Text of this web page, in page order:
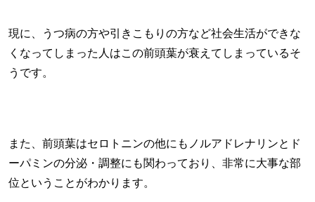
現に、うつ病の方や引きこもりの方など社会生活ができな
くなってしまった人はこの前頭葉が衰えてしまっているそ
うです。
また、前頭葉はセロトニンの他にもノルアドレナリンとド
ーパミンの分泌・調整にも関わっており、非常に大事な部
位ということがわかります。